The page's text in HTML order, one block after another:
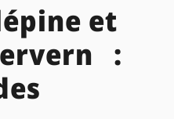
et
: